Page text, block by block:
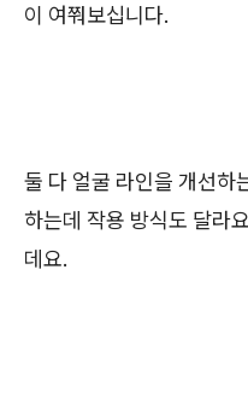
이 여쭤보십니다.
둘 다 얼굴 라인을 개선하
하는데 작용 방식도 달라
데요.